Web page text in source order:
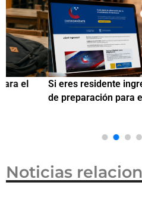
Si eres residente ingresa a
de preparación para el
Noticias